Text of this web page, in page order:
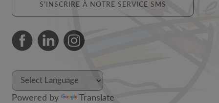
S'INSCRIRE À NOTRE SERVICE SMS
Powered by Translate